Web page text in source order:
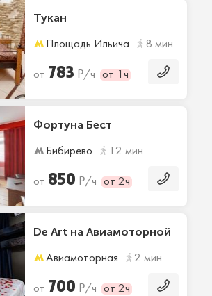
Тукан
Площадь Ильича 8 мин
от 783 ₽/ч от 1ч
Фортуна Бест
Бибирево 12 мин
от 850 ₽/ч от 2ч
De Art на Авиамоторной
Авиамоторная 2 мин
от 700 ₽/ч от 2ч